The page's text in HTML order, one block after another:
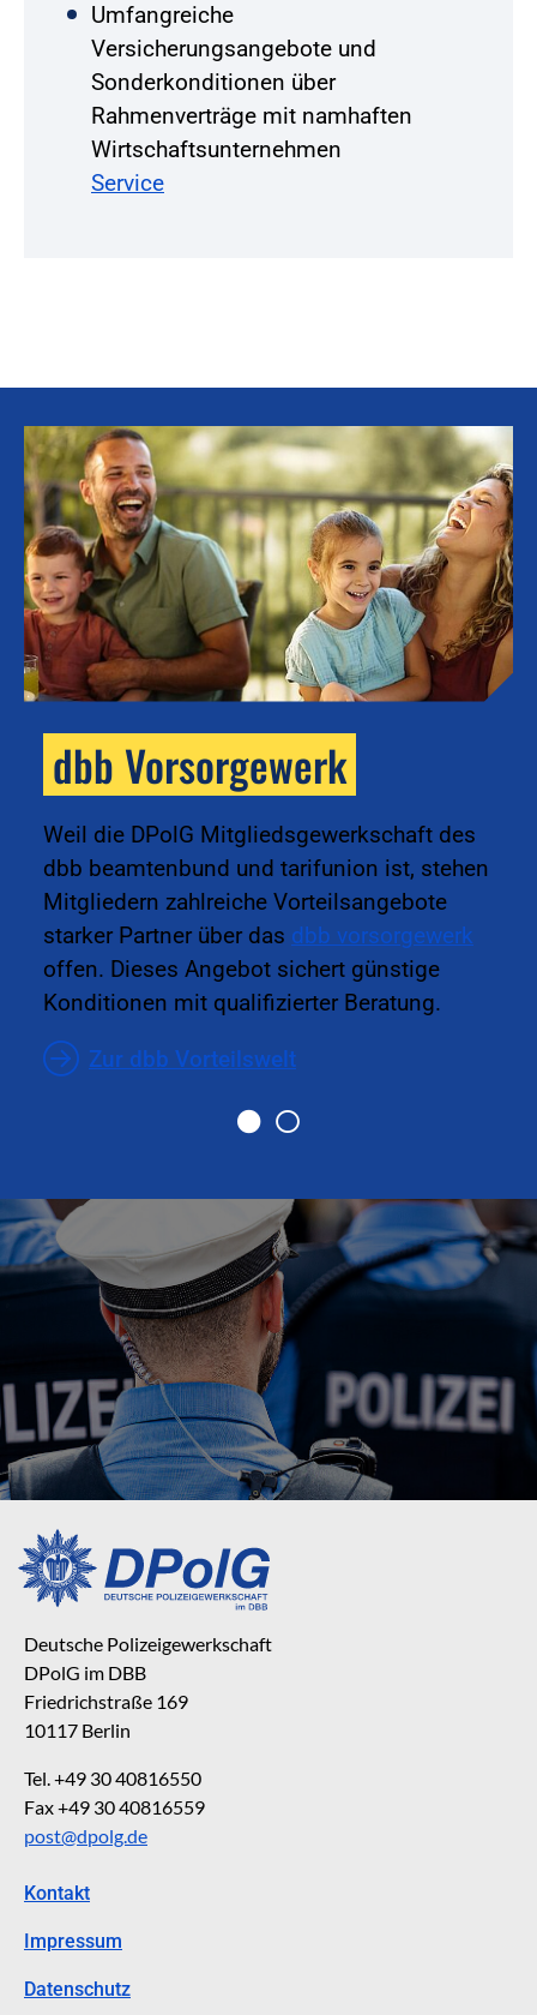
Umfangreiche
Versicherungsangebote und
Sonderkonditionen über
Rahmenverträge mit namhaften
Wirtschaftsunternehmen
Service
dbb Vorsorgewerk
Weil die DPolG Mitgliedsgewerkschaft des
dbb beamtenbund und tarifunion ist, stehen
Mitgliedern zahlreiche Vorteilsangebote
starker Partner über das dbb vorsorgewerk
offen. Dieses Angebot sichert günstige
Konditionen mit qualifizierter Beratung.
Zur dbb Vorteilswelt
Deutsche Polizeigewerkschaft
DPolG im DBB
Friedrichstraße 169
10117 Berlin
Tel. +49 30 40816550
Fax +49 30 40816559
post@dpolg.de
Kontakt
Impressum
Datenschutz